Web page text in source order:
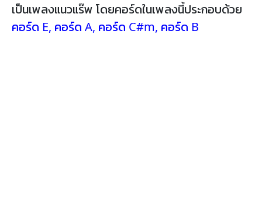
เป็นเพลงแนวแร๊พ โดยคอร์ดในเพลงนี้ประกอบด้วย
คอร์ด E, คอร์ด A, คอร์ด C#m, คอร์ด B